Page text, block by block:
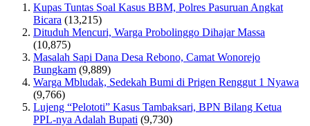
Kupas Tuntas Soal Kasus BBM, Polres Pasuruan Angkat
Bicara (13,215)
Dituduh Mencuri, Warga Probolinggo Dihajar Massa
(10,875)
Masalah Sapi Dana Desa Rebono, Camat Wonorejo
Bungkam (9,889)
Warga Mbludak, Sedekah Bumi di Prigen Renggut 1 Nyawa
(9,766)
Lujeng “Pelototi” Kasus Tambaksari, BPN Bilang Ketua
PPL-nya Adalah Bupati (9,730)